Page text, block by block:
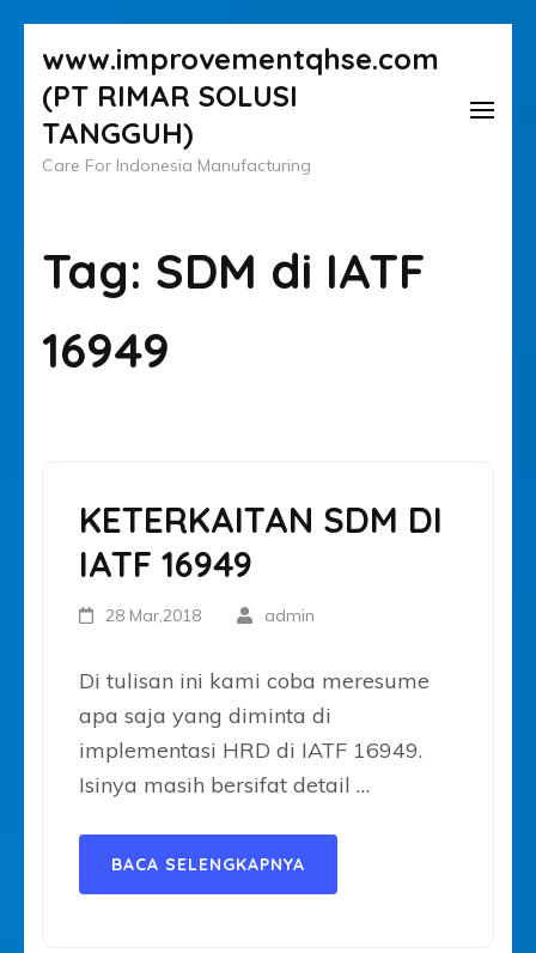
ke
konten
(Tekan
Enter)
www.improvementqhse.com
(PT RIMAR SOLUSI
TANGGUH)
Care For Indonesia Manufacturing
Tag: SDM di IATF
16949
KETERKAITAN SDM DI
IATF 16949
28 Mar,2018 admin
Di tulisan ini kami coba meresume
apa saja yang diminta di
implementasi HRD di IATF 16949.
Isinya masih bersifat detail …
BACA SELENGKAPNYA